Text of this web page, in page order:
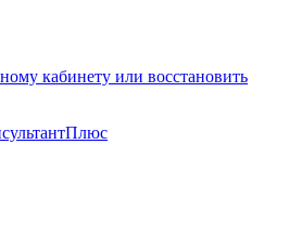
кабинету или восстановить